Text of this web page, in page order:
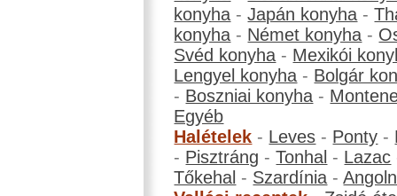
konyha -Japán konyha -
konyha - Német konyha -
Svéd konyha - Mexikói
Lengyel konyha - Bolgár
- Boszniai konyha -
Egyéb
Halételek - Leves - Ponty -
- Pisztráng -Tonhal - Lazac
Tőkehal - Szardínia -